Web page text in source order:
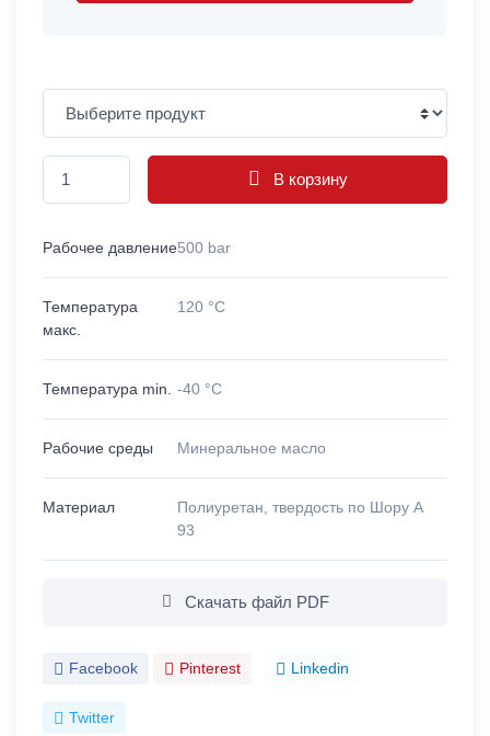
В корзину
Рабочее давление500 bar
Температура
макс.
120 °C
Температура min. -40 °C
Рабочие среды Минеральное масло
Материал
Полиуретан, твердость по Шору A
93
Скачать файл PDF
Facebook Pinterest Linkedin
Twitter